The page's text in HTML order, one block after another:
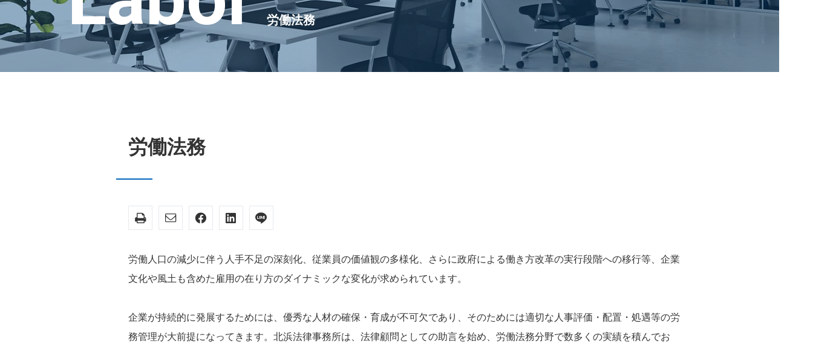
労働法務
労働法務
労働人口の減少に伴う人手不足の深刻化、従業員の価値観の多様化、さらに政府による働き方改革の実行段階への移行等、企業
文化や風土も含めた雇用の在り方のダイナミックな変化が求められています。
企業が持続的に発展するためには、優秀な人材の確保・育成が不可欠であり、そのためには適切な人事評価・配置・処遇等の労
務管理が大前提になってきます。北浜法律事務所は、法律顧問としての助言を始め、労働法務分野で数多くの実績を積んでお